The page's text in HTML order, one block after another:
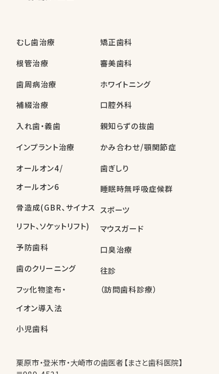
むし歯治療
根管治療
歯周病治療
補綴治療
入れ歯・義歯
インプラント治療
オールオン4/
オールオン6
骨造成(GBR、サイナス
リフト、ソケットリフト)
予防歯科
歯のクリーニング
フッ化物塗布・
イオン導入法
小児歯科
矯正歯科
審美歯科
ホワイトニング
口腔外科
親知らずの抜歯
かみ合わせ/顎関節症
歯ぎしり
睡眠時無呼吸症候群
スポーツ
マウスガード
口臭治療
往診
（訪問歯科診療）
栗原市・登米市・大崎市の歯医者【まさと歯科医院】